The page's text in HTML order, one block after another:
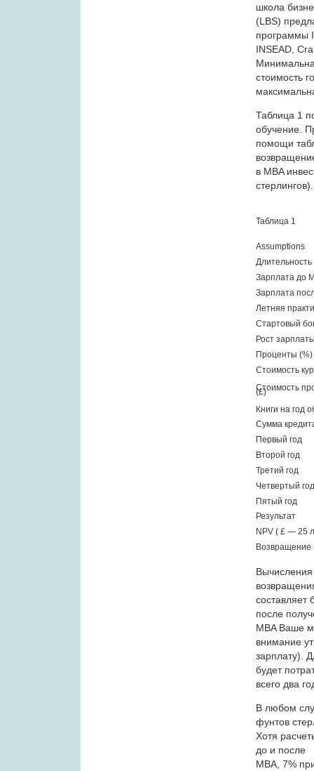
школа
(LBS)
программы
INSEAD,
стоимость
Таблица 1
обучение.
помощи
в MBA
стерлингов).
Таблица 1
Assumptions
Зарплата до
Зарплата
Летняя
Стартовый
Рост
Проценты (%)
Стоимость
Стоимость
(£)
Книги на год
Сумма
Первый год
Второй год
Третий год
Четвертый год
Пятый год
Результат
NPV ( £ — 25
Возвращение
составляет
после
MBA Ваше
внимание
зарплату).
будет
всего два
В любом
фунтов
Хотя
до и после
MBA, 7%